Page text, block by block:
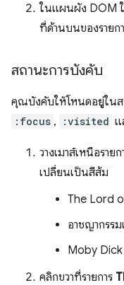
ในแผนผัง DOM
ที่ด้านบนของรายก
สถานะการบังคับ
คุณบังคับให้โหนดอยู่ในส
:focus , :visited แ
วางเมาส์เหนือรายก
เปลี่ยนเป็นสีส้ม
The Lord
อาชญากรร
Moby Dick
คลิกขวาที่รายการ